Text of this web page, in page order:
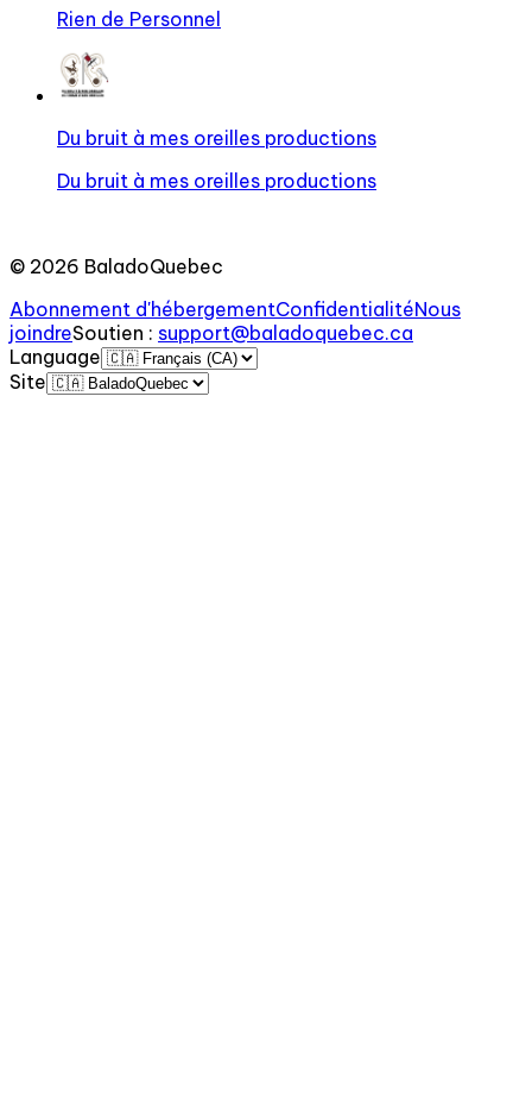
Rien de Personnel
Du bruit à mes oreilles productions
Du bruit à mes oreilles productions
© 2026 BaladoQuebec
Abonnement d'hébergementConfidentialitéNous
joindreSoutien : support@baladoquebec.ca
Language
Site